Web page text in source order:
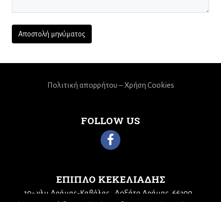
ΕΠΙΠΛΟ ΚΕΚΕΛΙΑΔΗΣ
10ο χλμ Δράμας-Καβάλας
Δοξάτο Δράμας, 66300
FOLLOW US
Πολιτική απορρήτου – Χρήση Cookies